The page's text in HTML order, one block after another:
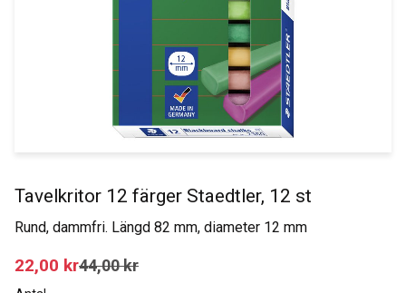
Tavelkritor 12 färger Staedtler, 12 st
Rund, dammfri. Längd 82 mm, diameter 12 mm
Nedsatt pris:
22,00 krOrdinarie pris:
44,00kr